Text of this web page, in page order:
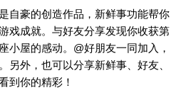
自豪的创造作品，新鲜事功能帮你
戏成就。与好友分享发现你收获第
小屋的感动。@好朋友一同加入，
另外，也可以分享新鲜事、好友、
到你的精彩！